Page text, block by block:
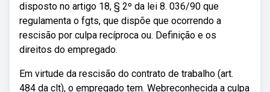
disposto no artigo 18, § 2º da lei 8. 036/90 que
regulamenta o fgts, que dispõe que ocorrendo a
rescisão por culpa recíproca ou. Definição e os
direitos do empregado.
Em virtude da rescisão do contrato de trabalho (art.
484 da clt), o empregado tem. Webreconhecida a culpa